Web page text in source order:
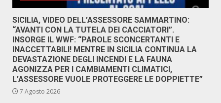
SICILIA, VIDEO DELL’ASSESSORE SAMMARTINO:
“AVANTI CON LA TUTELA DEI CACCIATORI”.
INSORGE IL WWF: “PAROLE SCONCERTANTI E
INACCETTABILI! MENTRE IN SICILIA CONTINUA LA
DEVASTAZIONE DEGLI INCENDI E LA FAUNA
AGONIZZA PER I CAMBIAMENTI CLIMATICI,
L’ASSESSORE VUOLE PROTEGGERE LE DOPPIETTE”
7 Agosto 2026